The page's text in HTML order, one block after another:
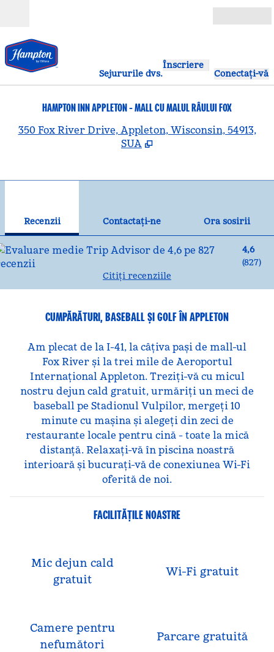
Sejururile dvs.
Înscriere
Conectați-vă
HAMPTON INN APPLETON - MALL CU MALUL RÂULUI FOX
350 Fox River Drive, Appleton, Wisconsin, 54913,
SUA
Recenzii Contactaţi-ne
Ora sosirii
4,6
(827)
Citiți recenziile
CUMPĂRĂTURI, BASEBALL ȘI GOLF ÎN APPLETON
Am plecat de la I-41, la câțiva pași de mall-ul
Fox River și la trei mile de Aeroportul
Internațional Appleton. Treziți-vă cu micul
nostru dejun cald gratuit, urmăriți un meci de
baseball pe Stadionul Vulpilor, mergeți 10
minute cu mașina și alegeți din zeci de
restaurante locale pentru cină - toate la mică
distanță. Relaxați-vă în piscina noastră
interioară și bucurați-vă de conexiunea Wi-Fi
oferită de noi.
FACILITĂŢILE NOASTRE
Mic dejun cald
gratuit
Wi-Fi gratuit
Camere pentru
nefumători
Parcare gratuită